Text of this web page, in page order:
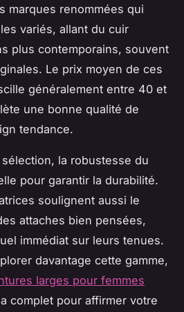
marques renommées qui
variés, allant du cuir
plus contemporains, souvent
Le prix moyen de ces
généralement entre 40 et
une bonne qualité de
tendance.
la robustesse du
pour garantir la durabilité.
soulignent aussi le
attaches bien pensées,
immédiat sur leurs tenues.
davantage cette gamme,
larges pour femmes
complet pour affirmer votre